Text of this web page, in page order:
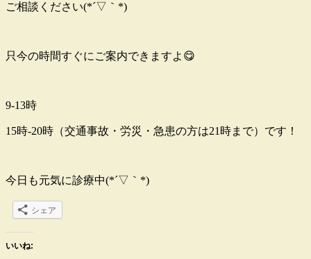
ご相談ください(*´▽｀*)
只今の時間すぐにご案内できますよ😋
9-13時
15時-20時（交通事故・労災・急患の方は21時まで）です！
今日も元気に診療中(*´▽｀*)
シェア
いいね: